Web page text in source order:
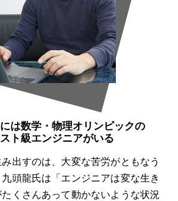
は数学・物理オリンピックの
ト級エンジニアがいる
出すのは、大変な苦労がともなう
頭龍氏は「エンジニアは変な生き
くさんあって動かないような状況